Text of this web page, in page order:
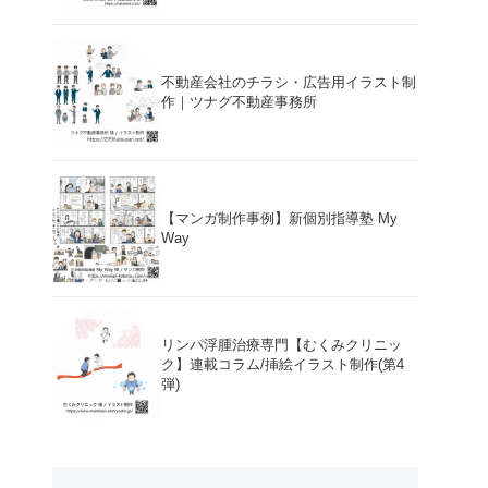
不動産会社のチラシ・広告用イラスト制
作｜ツナグ不動産事務所
【マンガ制作事例】新個別指導塾 My
Way
リンパ浮腫治療専門【むくみクリニッ
ク】連載コラム/挿絵イラスト制作(第4
弾)